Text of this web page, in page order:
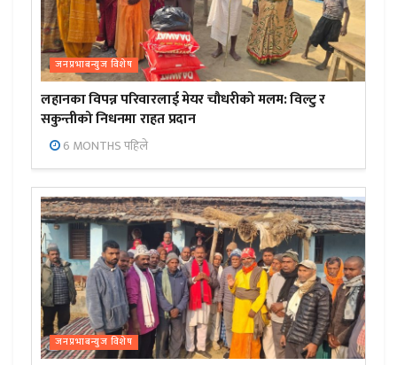
जनप्रभाबन्युज विशेष
लहानका विपन्न परिवारलाई मेयर चौधरीको मलम: विल्टु र
सकुन्तीको निधनमा राहत प्रदान
6 MONTHS पहिले
जनप्रभाबन्युज विशेष